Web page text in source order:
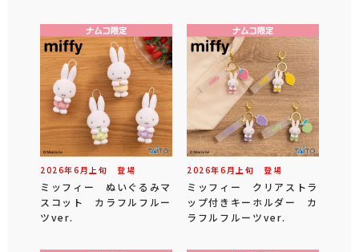
2026年6 月 上旬 登場
ミッフィー ぬいぐるみマ
スコット カラフルフルー
ツver.
2026年6 月 上旬 登場
ミッフィー クリアストラ
ップ付きキーホルダー カ
ラフルフルーツver.